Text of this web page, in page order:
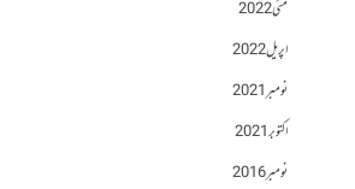
مئی 2022
اپریل 2022
نومبر 2021
اکتوبر 2021
نومبر 2016